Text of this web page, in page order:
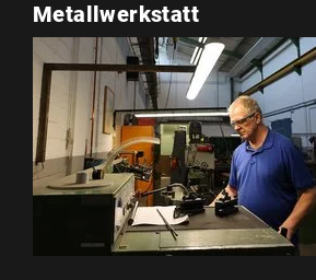
Metallwerkstatt